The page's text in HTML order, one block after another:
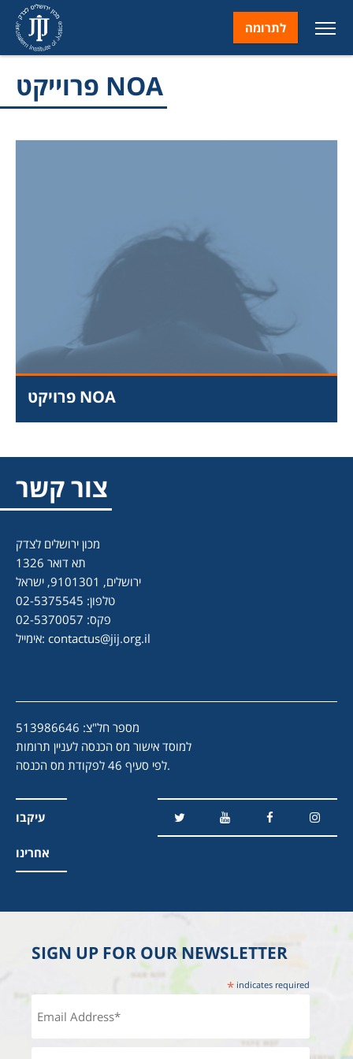
לתרומה
פרוייקט NOA
פרויקט NOA
צור קשר
מכון ירושלים לצדק
תא דואר 1326
ירושלים, 9101301, ישראל
טלפון: 02-5375545
פקס: 02-5370057
אימייל: contactus@jij.org.il
מספר חל"צ: 513986646
למוסד אישור מס הכנסה לעניין תרומות
לפי סעיף 46 לפקודת מס הכנסה.
עיקבו
אחרינו
SIGN UP FOR OUR NEWSLETTER
* indicates required